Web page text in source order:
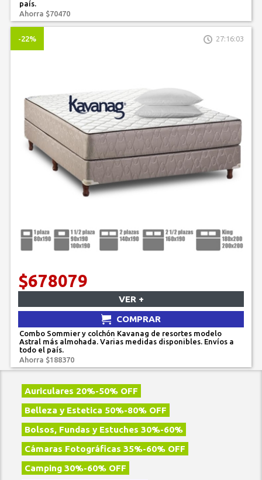
país.
Ahorra $70470
-22% 27:16:03
$678079
VER +
COMPRAR
Combo Sommier y colchón Kavanag de resortes modelo
Astral más almohada. Varias medidas disponibles. Envíos a
todo el país.
Ahorra $188370
Auriculares 20%-50% OFF
Belleza y Estetica 50%-80% OFF
Bolsos, Fundas y Estuches 30%-60%
Cámaras Fotográficas 35%-60% OFF
Camping 30%-60% OFF